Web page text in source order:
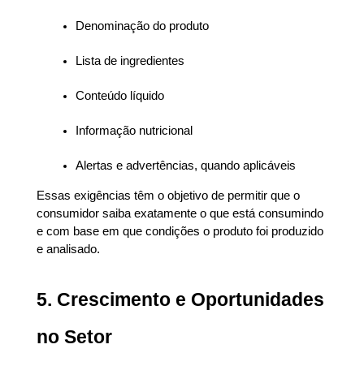
Denominação do produto
Lista de ingredientes
Conteúdo líquido
Informação nutricional
Alertas e advertências, quando aplicáveis
Essas exigências têm o objetivo de permitir que o
consumidor saiba exatamente o que está consumindo
e com base em que condições o produto foi produzido
e analisado.
5. Crescimento e Oportunidades
no Setor